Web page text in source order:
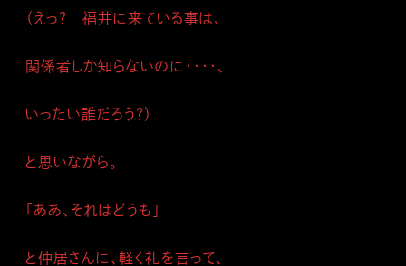
（えっ？ 福井に来ている事は、
関係者しか知らないのに・・・・、
いったい誰だろう？）
と思いながら。
「ああ、それはどうも」
と仲居さんに、軽く礼を言って、